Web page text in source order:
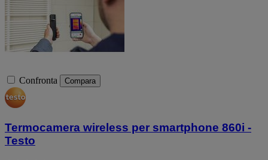
Confronta Compara
Termocamera wireless per smartphone 860i -
Testo